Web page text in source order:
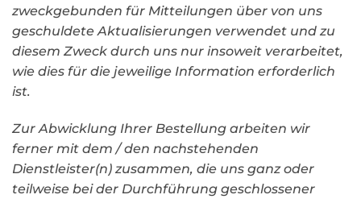
zweckgebunden für Mitteilungen über von uns
geschuldete Aktualisierungen verwendet und zu
diesem Zweck durch uns nur insoweit verarbeitet,
wie dies für die jeweilige Information erforderlich
ist.
Zur Abwicklung Ihrer Bestellung arbeiten wir
ferner mit dem / den nachstehenden
Dienstleister(n) zusammen, die uns ganz oder
teilweise bei der Durchführung geschlossener